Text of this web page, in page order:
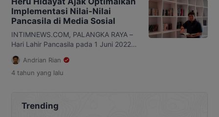
Implementasi Nilai-Nilai
Pancasila di Media Sosial
INTIMNEWS.COM, PALANGKA RAYA –
Hari Lahir Pancasila pada 1 Juni 2022
disebut sebagai momentum bagi
segenap bangsa Indonesia untuk
senantiasa menghormati, menjunjung
berbangsa dan bernegara. Tidak
terkecuali pada era digital saat ini,
Andrian Rian
4 tahun yang lalu
Trending